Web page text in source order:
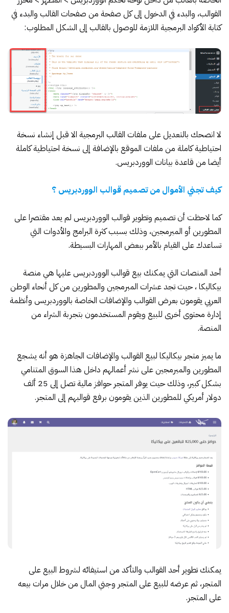
القوالب، والبدء في الدخول إلى كل صفحة من صفحات القالب والبدء في
كتابة الأكواد البرمجية اللازمة للوصول بالقالب إلى الشكل المطلوب:
لا انصحك بالتعديل على ملفات القالب البرمجية الا قبل إنشاء نسخة
احتياطية كاملة من ملفات الموقع بالإضافة إلى نسخة احتياطية كاملة
أيضا من قاعدة بيانات الووردبريس.
كيف تجني الأموال من تصميم قوالب الووردبريس ؟
كما لاحظت أن تصميم وتطوير قوالب الووردبريس لم يعد مقتصرا على
المطورين أو المبرمجين، وذلك بسبب كثرة البرامج والأدوات التي
تساعدك على القيام بالأمر ببعض المهارات البسيطة.
أحد المنصات التي يمكنك بيع قوالب الووردبريس عليها هي منصة
بيكاليكا، حيث تجد عشرات المبرمجين والمطورين من كل أنحاء الوطن
العربي يقومون بعرض القوالب والإضافات الخاصة بالووردبريس وأنظمة
إدارة محتوى أخرى للبيع ويقوم المستخدمون بتجربة الشراء من
المنصة.
ما يميز متجر بيكاليكا لبيع القوالب والإضافات الجاهزة هو أنه يشجع
المطورين والمبرمجين على نشر أعمالهم داخل هذا السوق المتنامي
بشكل كبير، وذلك حيث يوفر المتجر حوافز مالية تصل إلى 25 ألف
دولار أمريكي للمطورين الذين يقومون برفع قوالبهم إلى المتجر.
يمكنك تطوير أحد القوالب والتأكد من استيفائه لشروط البيع على
المتجر، ثم عرضه للبيع على المتجر وجني المال من خلال مرات بيعه
على المتجر.